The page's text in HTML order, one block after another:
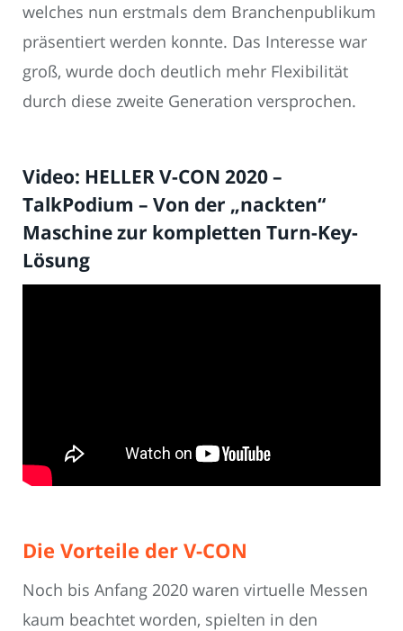
welches nun erstmals dem Branchenpublikum
präsentiert werden konnte. Das Interesse war
groß, wurde doch deutlich mehr Flexibilität
durch diese zweite Generation versprochen.
Video: HELLER V-CON 2020 –
TalkPodium – Von der „nackten“
Maschine zur kompletten Turn-Key-
Lösung
Die Vorteile der V-CON
Noch bis Anfang 2020 waren virtuelle Messen
kaum beachtet worden, spielten in den